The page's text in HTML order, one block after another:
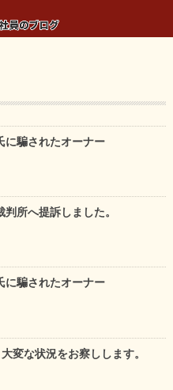
に騙されたオーナー
判所へ提訴しました。
に騙されたオーナー
大変な状況をお察しします。